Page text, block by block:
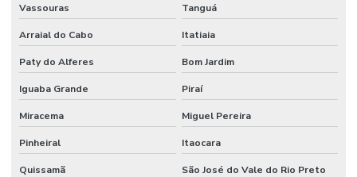
Fábrica de solidificador de resíduos de hospitais em rs
Fábrica de solidificador de resíduos líquidos do rss
Fábrica de solidificador de rss
Fábrica de solidificadores de resíduos para o segmento hospitalar
Vassouras Tanguá
Arraial do Cabo Itatiaia
Paty do Alferes Bom Jardim
Iguaba Grande Piraí
Miracema Miguel Pereira
Pinheiral Itaocara
Quissamã São José do Vale do Rio Preto